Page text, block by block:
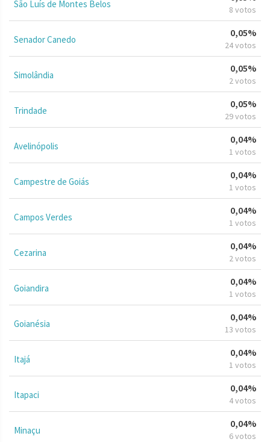
São Luís de Montes Belos 8 votos
Senador Canedo
0,05%
24 votos
Simolândia
0,05%
2 votos
Trindade
0,05%
29 votos
Avelinópolis
0,04%
1 votos
Campestre de Goiás
0,04%
1 votos
Campos Verdes
0,04%
1 votos
Cezarina
0,04%
2 votos
Goiandira
0,04%
1 votos
Goianésia
0,04%
13 votos
Itajá
0,04%
1 votos
Itapaci
0,04%
4 votos
Minaçu
0,04%
6 votos